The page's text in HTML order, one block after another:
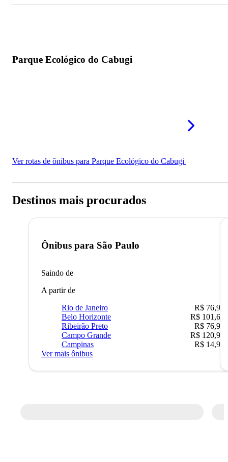
Parque Ecológico do Cabugi
Ver rotas de ônibus para Parque Ecológico do Cabugi
Destinos mais procurados
Ônibus para São Paulo
Saindo de
A partir de
Rio de Janeiro
R$ 76,90
Belo Horizonte
R$ 101,67
Ribeirão Preto
R$ 76,90
Campo Grande
R$ 120,90
Campinas
R$ 14,90
Ver mais ônibus